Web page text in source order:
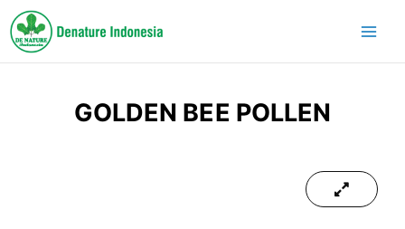
Lewati
ke
konten
GOLDEN BEE POLLEN